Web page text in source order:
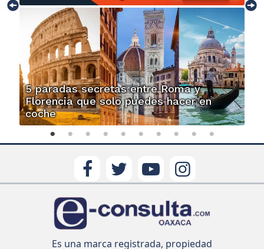
5 paradas secretas entre Roma y
Florencia que solo puedes hacer en
coche
Es una marca registrada, propiedad